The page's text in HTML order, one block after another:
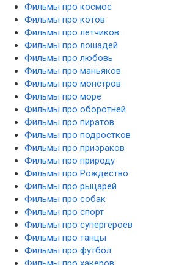
Фильмы про космос
Фильмы про котов
Фильмы про летчиков
Фильмы про лошадей
Фильмы про любовь
Фильмы про маньяков
Фильмы про монстров
Фильмы про море
Фильмы про оборотней
Фильмы про пиратов
Фильмы про подростков
Фильмы про призраков
Фильмы про природу
Фильмы про Рождество
Фильмы про рыцарей
Фильмы про собак
Фильмы про спорт
Фильмы про супергероев
Фильмы про танцы
Фильмы про футбол